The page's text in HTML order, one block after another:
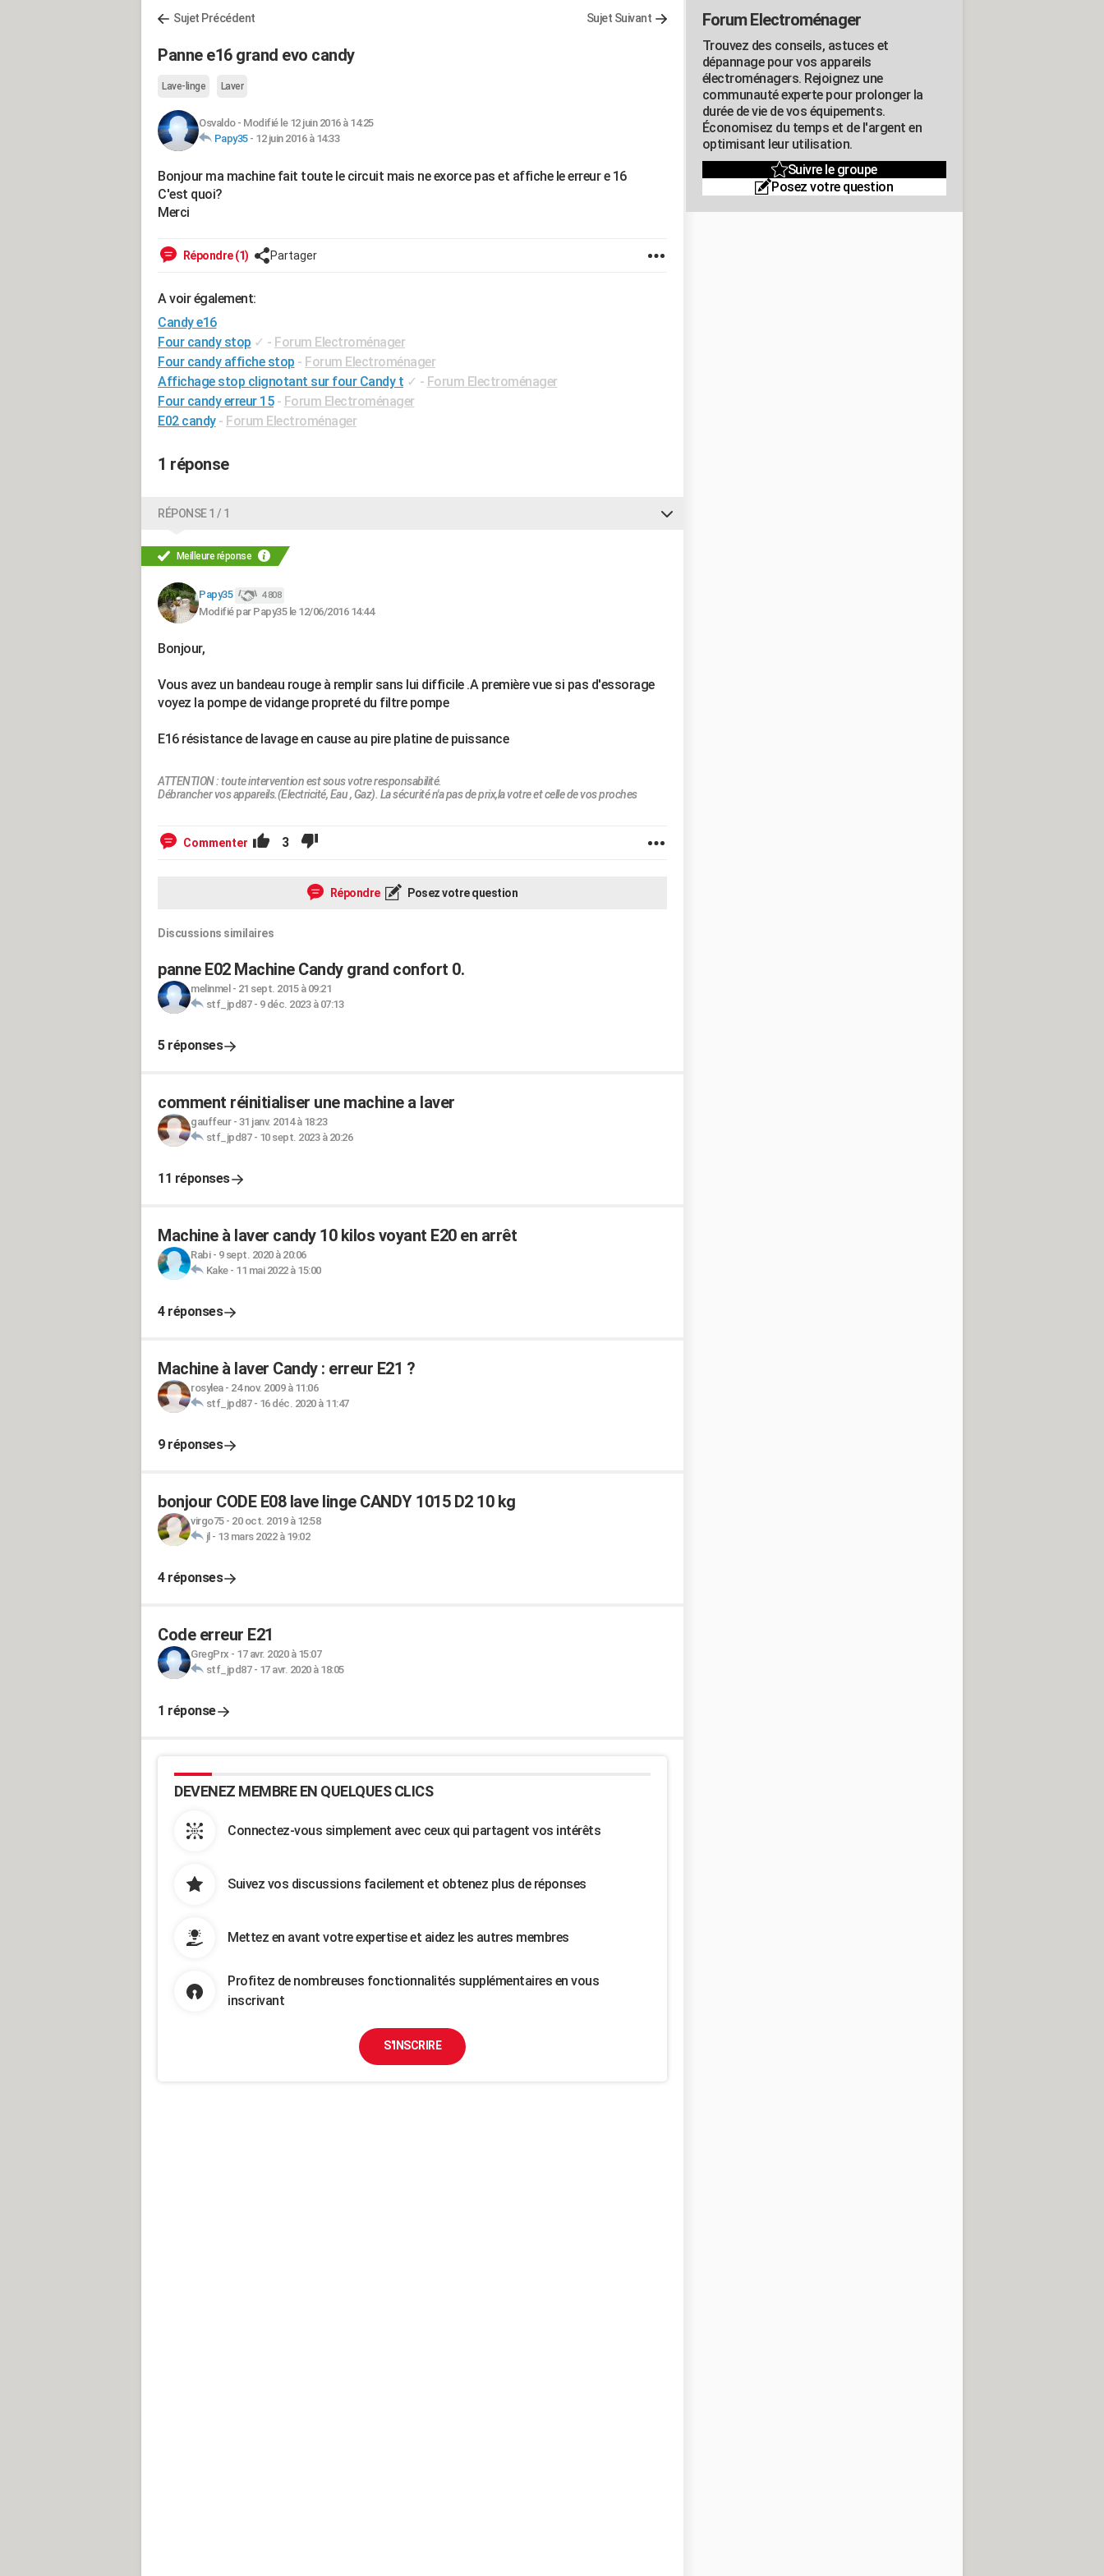
Sujet Précédent Sujet Suivant
Panne e16 grand evo candy
Lave-linge Laver
Osvaldo- Modifié le 12 juin 2016 à 14:25
Papy35- 12 juin 2016 à 14:33
Bonjour ma machine fait toute le circuit mais ne exorce pas et affiche le erreur e 16
C'est quoi?
Merci
Répondre (1) Partager
A voir également:
Candy e16
Four candy stop ✓ - Forum Electroménager
Four candy affiche stop - Forum Electroménager
Affichage stop clignotant sur four Candy t ✓ - Forum Electroménager
Four candy erreur 15 - Forum Electroménager
E02 candy - Forum Electroménager
1 réponse
RÉPONSE 1 / 1
Meilleure réponse
Papy35 4 808
Modifié par Papy35 le 12/06/2016 14:44
Bonjour,
Vous avez un bandeau rouge à remplir sans lui difficile .A première vue si pas d'essorage
voyez la pompe de vidange propreté du filtre pompe
E16 résistance de lavage en cause au pire platine de puissance
ATTENTION : toute intervention est sous votre responsabilité.
Débrancher vos appareils.(Electricité, Eau , Gaz). La sécurité n'a pas de prix,la votre et celle de vos proches
Commenter 3
Répondre Posez votre question
Discussions similaires
panne E02 Machine Candy grand confort 0.
melinmel - 21 sept. 2015 à 09:21
stf_jpd87- 9 déc. 2023 à 07:13
5 réponses
comment réinitialiser une machine a laver
gauffeur- 31 janv. 2014 à 18:23
stf_jpd87- 10 sept. 2023 à 20:26
11 réponses
Machine à laver candy 10 kilos voyant E20 en arrêt
Rabi- 9 sept. 2020 à 20:06
Kake- 11 mai 2022 à 15:00
4 réponses
Machine à laver Candy : erreur E21 ?
rosylea- 24 nov. 2009 à 11:06
stf_jpd87- 16 déc. 2020 à 11:47
9 réponses
bonjour CODE E08 lave linge CANDY 1015 D2 10 kg
virgo75- 20 oct. 2019 à 12:58
jl - 13 mars 2022 à 19:02
4 réponses
Code erreur E21
GregPrx - 17 avr. 2020 à 15:07
stf_jpd87- 17 avr. 2020 à 18:05
1 réponse
DEVENEZ MEMBRE EN QUELQUES CLICS
Connectez-vous simplement avec ceux qui partagent vos intérêts
Suivez vos discussions facilement et obtenez plus de réponses
Mettez en avant votre expertise et aidez les autres membres
Profitez de nombreuses fonctionnalités supplémentaires en vous
inscrivant
S'INSCRIRE
Forum Electroménager
Trouvez des conseils, astuces et
dépannage pour vos appareils
électroménagers. Rejoignez une
communauté experte pour prolonger la
durée de vie de vos équipements.
Économisez du temps et de l'argent en
optimisant leur utilisation.
Suivre le groupe
Posez votre question